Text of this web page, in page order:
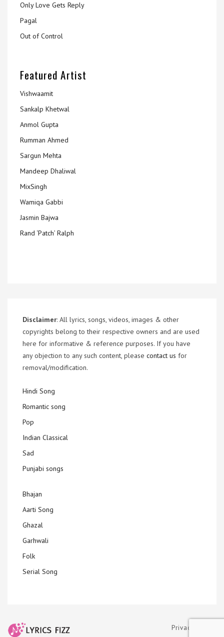
Only Love Gets Reply
Pagal
Out of Control
Featured Artist
Vishwaamit
Sankalp Khetwal
Anmol Gupta
Rumman Ahmed
Sargun Mehta
Mandeep Dhaliwal
MixSingh
Wamiqa Gabbi
Jasmin Bajwa
Rand ‘Patch’ Ralph
Disclaimer: All lyrics, songs, videos, images & other
copyrights belong to their respective owners and are used
here for informative & reference purposes. If you have
any objection to any such content, please contact us for
removal/modification.
Hindi Song
Romantic song
Pop
Indian Classical
Sad
Punjabi songs
Bhajan
Aarti Song
Ghazal
Garhwali
Folk
Serial Song
Privacy Policy